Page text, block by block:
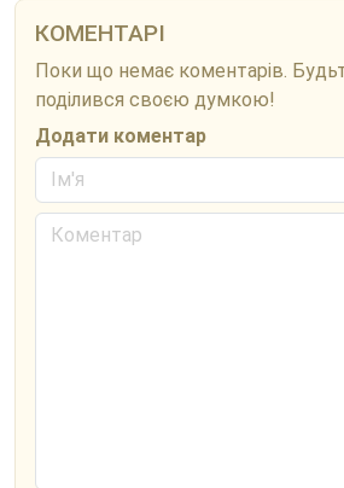
КОМЕНТАРІ
Поки що немає коментарів.
поділився своєю думкою!
Додати коментар